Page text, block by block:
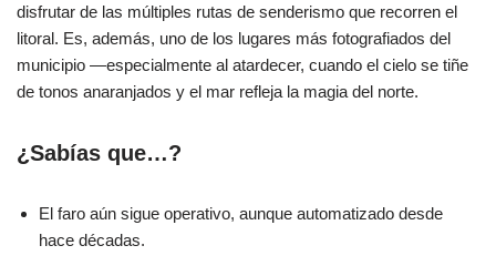
disfrutar de las múltiples rutas de senderismo que recorren el
litoral. Es, además, uno de los lugares más fotografiados del
municipio —especialmente al atardecer, cuando el cielo se tiñe
de tonos anaranjados y el mar refleja la magia del norte.
¿Sabías que…?
El faro aún sigue operativo, aunque automatizado desde
hace décadas.